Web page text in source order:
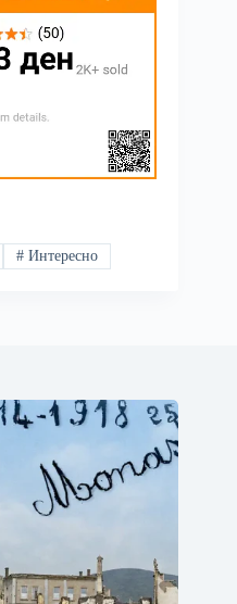
#Интересно